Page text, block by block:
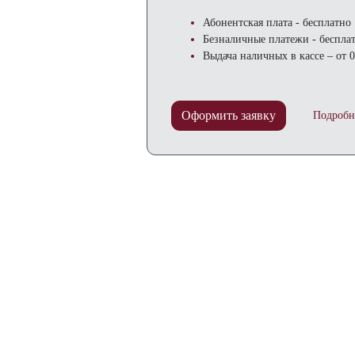
Абонентская плата - бесплатно
Безналичные платежи -
Выдача наличных в кассе – от
Оформить заявку